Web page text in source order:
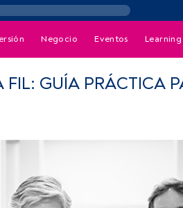
Negocio Eventos Learning
GUÍA PRÁCTICA